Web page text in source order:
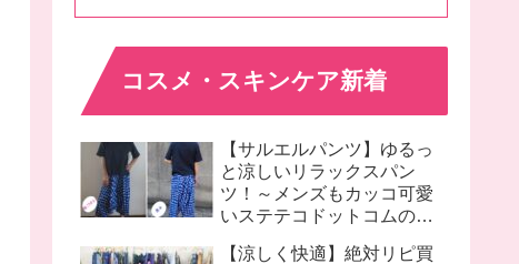
コスメ・スキンケア新着
【サルエルパンツ】ゆるっ
と涼しいリラックスパン
ツ！～メンズもカッコ可愛
いステテコドットコムのモ
【涼しく快適】絶対リピ買